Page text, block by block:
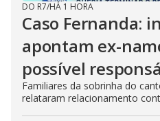
DO R7/HÁ 1 HORA
Caso Fernanda:
apontam ex-
possível
Familiares da sobrinha do
relataram relacionamento